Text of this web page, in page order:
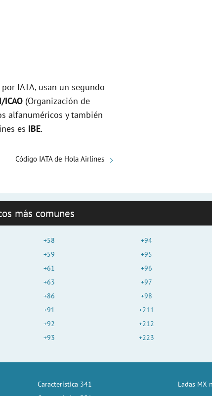
IATA, usan un segundo
ICAO (Organización de
alfanuméricos y también
es IBE.
Código IATA de Hola Airlines
más comunes
+58
+59
+61
+63
+86
+91
+92
+93
+94
+95
+96
+97
+98
+211
+212
+223
Característica 341
Ladas MX